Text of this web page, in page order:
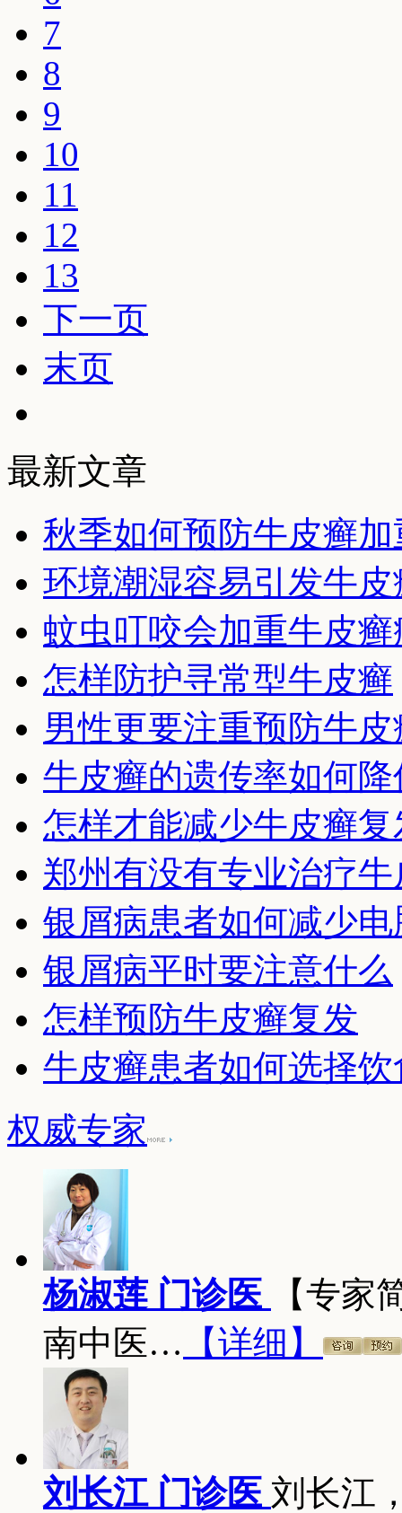
7
8
9
10
11
12
13
下一页
末页
最新文章
秋季如何预防牛皮癣加
环境潮湿容易引发牛
蚊虫叮咬会加重牛皮
怎样防护寻常型牛皮癣
男性更要注重预防牛皮
牛皮癣的遗传率如何降
怎样才能减少牛皮癣复
郑州有没有专业治疗
银屑病患者如何减少
银屑病平时要注意什么
怎样预防牛皮癣复发
牛皮癣患者如何选择饮
权威专家
杨淑莲 门诊医
【专家
南中医… 【详细】
刘长江 门诊医 刘长江